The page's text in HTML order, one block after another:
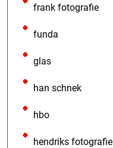
frank fotografie
funda
glas
han schnek
hbo
hendriks fotografie